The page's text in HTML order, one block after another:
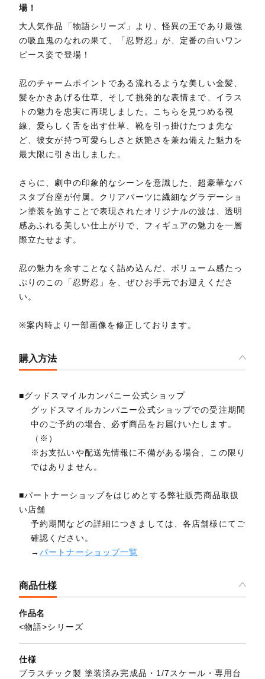
場！
大人気作品「物語シリーズ」より、怪異の王であり最強
の吸血鬼のなれの果て、「忍野忍」が、定番の白いワン
ピース姿で登場！
忍のチャームポイントである流れるような美しい金髪、
髪をかきあげる仕草、そして挑発的な表情まで、イラス
トの魅力を忠実に再現しました。こちらを見つめる視
線、愛らしく舌を出す仕草、靴を引っ掛けたつま先な
ど、彼女が持つ可愛らしさと妖艶さを兼ね備えた魅力を
最大限に引き出しました。
さらに、劇中の印象的なシーンを意識した、超豪華なバ
スタブ台座が付属。クリアパーツに繊細なグラデーショ
ン塗装を施すことで表現されたオリジナルの波は、透明
感あふれる美しい仕上がりで、フィギュアの魅力を一層
際立たせます。
忍の魅力を余すことなく詰め込んだ、ボリューム感たっ
ぷりのこの「忍野忍」を、ぜひお手元でお迎えくださ
い。
※案内時より一部画像を修正しております。
購入方法
■グッドスマイルカンパニー公式ショップ
グッドスマイルカンパニー公式ショップでの受注期間
中のご予約の場合、必ず商品をお届けいたします。
（※）
※お支払いや配送先情報に不備がある場合、この限り
ではありません。
■パートナーショップをはじめとする弊社販売商品取扱
い店舗
予約期間などの詳細につきましては、各店舗様にてご
確認ください。
→パートナーショップ一覧
商品仕様
作品名
<物語>シリーズ
仕様
プラスチック製 塗装済み完成品・1/7スケール・専用台